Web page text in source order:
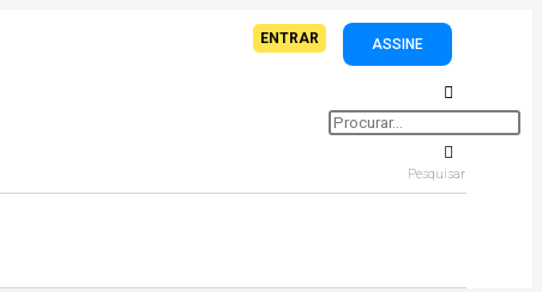
ENTRAR ASSINE
Pesquisar